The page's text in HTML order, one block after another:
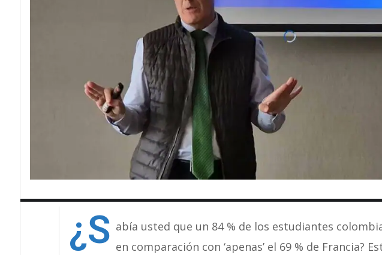
¿S abía usted que un 84 % de los estudiantes
en comparación con ‘apenas’ el 69 % de Francia?